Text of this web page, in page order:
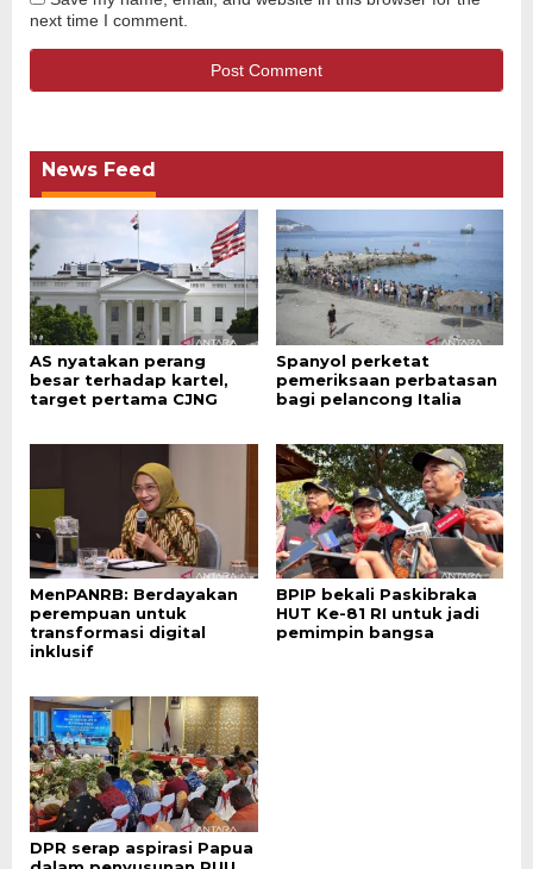
next time I comment.
News Feed
AS nyatakan perang
besar terhadap kartel,
target pertama CJNG
Spanyol perketat
pemeriksaan perbatasan
bagi pelancong Italia
MenPANRB: Berdayakan
perempuan untuk
transformasi digital
inklusif
BPIP bekali Paskibraka
HUT Ke-81 RI untuk jadi
pemimpin bangsa
DPR serap aspirasi Papua